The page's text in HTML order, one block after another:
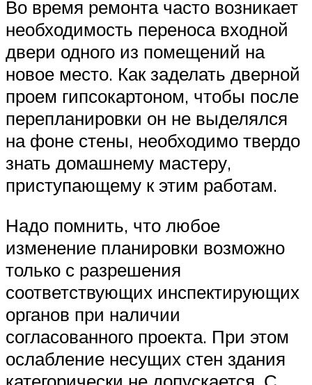
Во время ремонта часто возникает
необходимость переноса входной
двери одного из помещений на
новое место. Как заделать дверной
проем гипсокартоном, чтобы после
перепланировки он не выделялся
на фоне стены, необходимо твердо
знать домашнему мастеру,
приступающему к этим работам.
Надо помнить, что любое
изменение планировки возможно
только с разрешения
соответствующих инспектирующих
органов при наличии
согласованного проекта. При этом
ослабление несущих стен здания